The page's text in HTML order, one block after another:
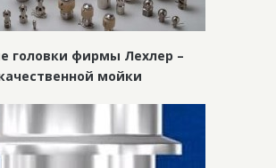
головки фирмы Лехлер –
мойки